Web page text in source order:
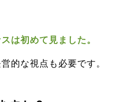
は初めて見ました。
的な視点も必要です。